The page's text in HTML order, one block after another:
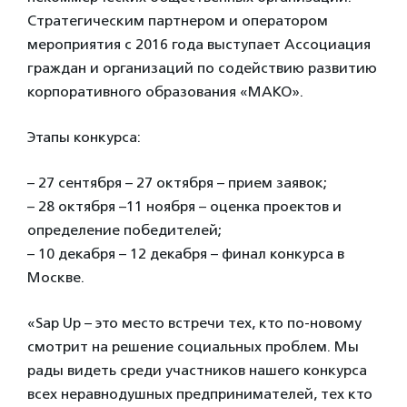
Стратегическим партнером и оператором
мероприятия с 2016 года выступает Ассоциация
граждан и организаций по содействию развитию
корпоративного образования «МАКО».
Этапы конкурса:
– 27 сентября – 27 октября – прием заявок;
– 28 октября –11 ноября – оценка проектов и
определение победителей;
– 10 декабря – 12 декабря – финал конкурса в
Москве.
«Sap Up – это место встречи тех, кто по-новому
смотрит на решение социальных проблем. Мы
рады видеть среди участников нашего конкурса
всех неравнодушных предпринимателей, тех кто